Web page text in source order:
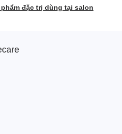
đặc trị dùng tại salon